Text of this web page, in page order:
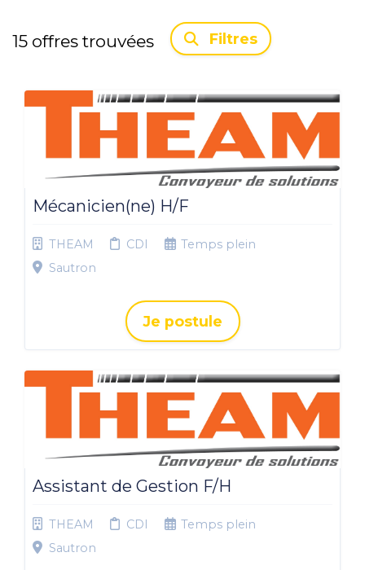
15 offres trouvées Filtres
Mécanicien(ne) H/F
THEAM CDI
Temps plein
Sautron
Je postule
Assistant de Gestion F/H
THEAM CDI
Temps plein
Sautron